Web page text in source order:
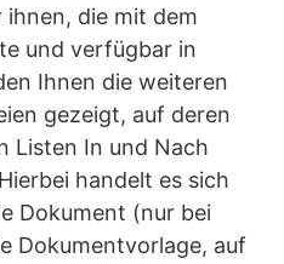
die mit dem
und verfügbar in
Ihnen die weiteren
gezeigt, auf deren
Listen In und Nach
handelt es sich
Dokument (nur bei
Dokumentvorlage, auf